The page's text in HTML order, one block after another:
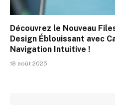
Découvrez le Nouveau
Design Éblouissant avec
Navigation Intuitive !
18 août 2025